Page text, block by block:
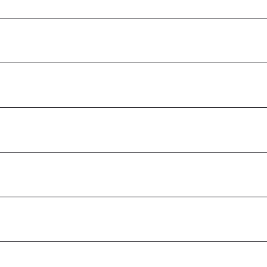
Basilicata
Molise
Apskritis de Marijampolė
Pays